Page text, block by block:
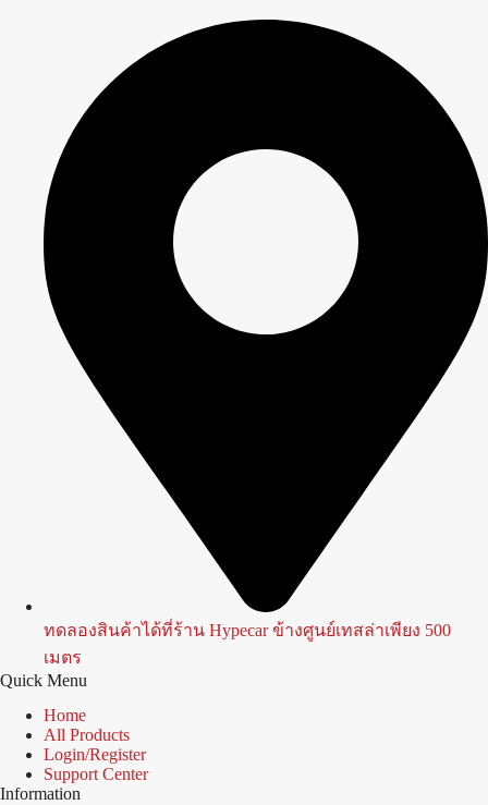
ทดลองสินค้าได้ที่ร้าน Hypecar ข้างศูนย์เทสล่าเพียง 500
เมตร
Quick Menu
Home
All Products
Login/Register
Support Center
Information